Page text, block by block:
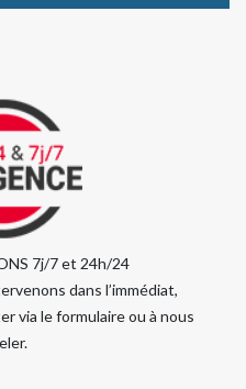
7j/7 et 24h/24
dans l’immédiat,
via le formulaire ou à nous